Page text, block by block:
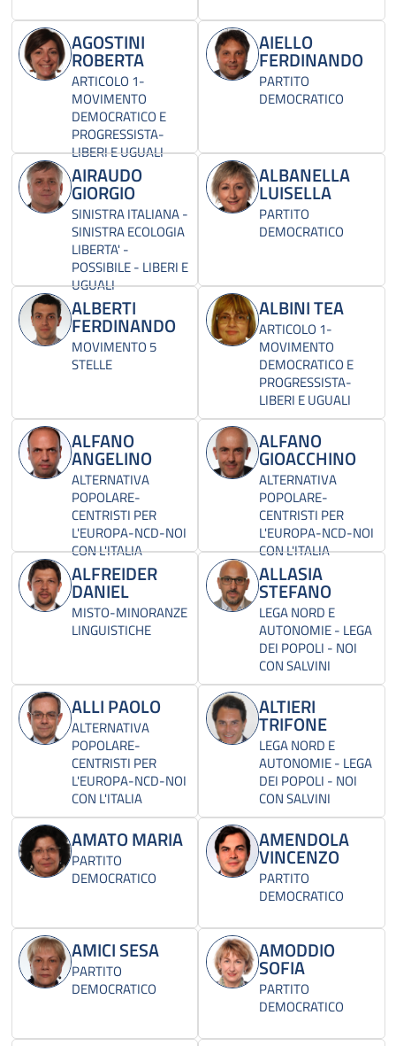
AGOSTINI
ROBERTA
ARTICOLO 1-
MOVIMENTO
DEMOCRATICO E
PROGRESSISTA-
LIBERI E UGUALI
AIELLO
FERDINANDO
PARTITO
DEMOCRATICO
AIRAUDO
GIORGIO
SINISTRA ITALIANA -
SINISTRA ECOLOGIA
LIBERTA' -
POSSIBILE - LIBERI E
UGUALI
ALBANELLA
LUISELLA
PARTITO
DEMOCRATICO
ALBERTI
FERDINANDO
MOVIMENTO 5
STELLE
ALBINI TEA
ARTICOLO 1-
MOVIMENTO
DEMOCRATICO E
PROGRESSISTA-
LIBERI E UGUALI
ALFANO
ANGELINO
ALTERNATIVA
POPOLARE-
CENTRISTI PER
L'EUROPA-NCD-NOI
CON L'ITALIA
ALFANO
GIOACCHINO
ALTERNATIVA
POPOLARE-
CENTRISTI PER
L'EUROPA-NCD-NOI
CON L'ITALIA
ALFREIDER
DANIEL
MISTO-MINORANZE
LINGUISTICHE
ALLASIA
STEFANO
LEGA NORD E
AUTONOMIE - LEGA
DEI POPOLI - NOI
CON SALVINI
ALLI PAOLO
ALTERNATIVA
POPOLARE-
CENTRISTI PER
L'EUROPA-NCD-NOI
CON L'ITALIA
ALTIERI
TRIFONE
LEGA NORD E
AUTONOMIE - LEGA
DEI POPOLI - NOI
CON SALVINI
AMATO MARIA
PARTITO
DEMOCRATICO
AMENDOLA
VINCENZO
PARTITO
DEMOCRATICO
AMICI SESA
PARTITO
DEMOCRATICO
AMODDIO
SOFIA
PARTITO
DEMOCRATICO